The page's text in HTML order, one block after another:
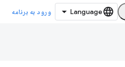
ورود به برنامه